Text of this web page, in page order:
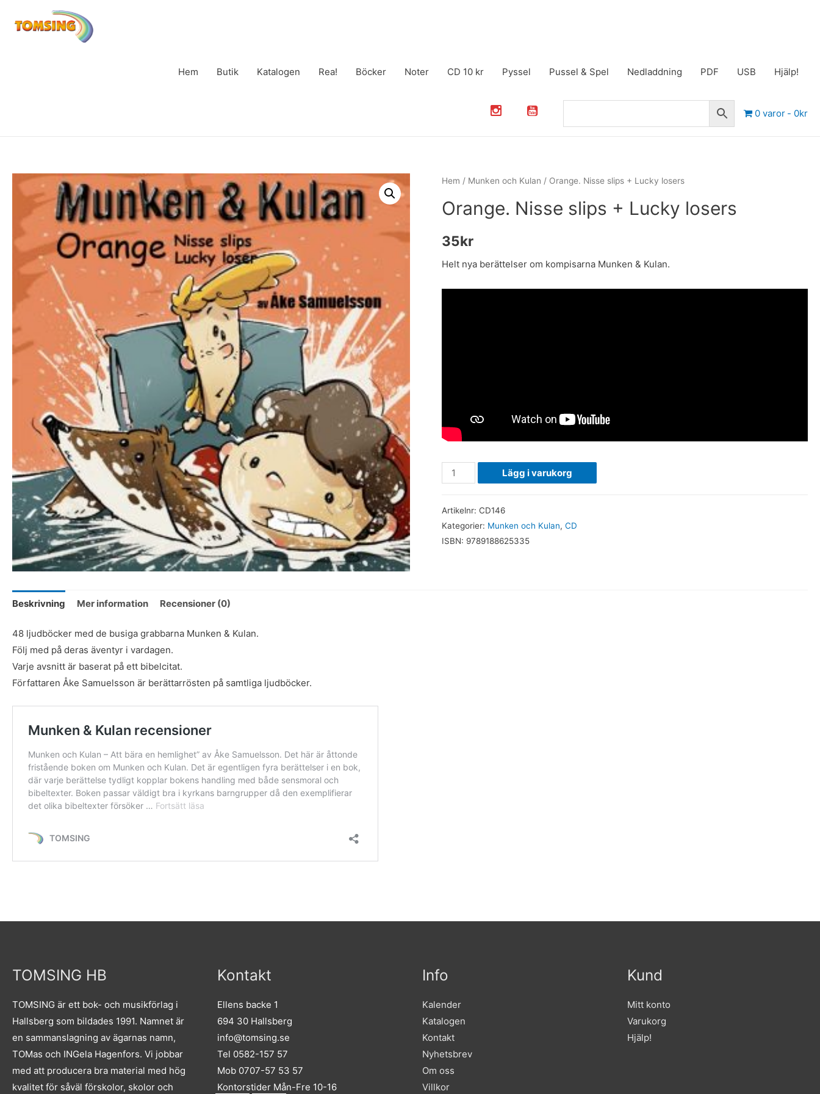
Hem Butik Katalogen Rea! Böcker Noter CD 10 kr Pyssel Pussel & Spel Nedladdning PDF USB Hjälp!
0 varor 0kr
Hem / Munken och Kulan / Orange. Nisse slips + Lucky losers
Orange. Nisse slips + Lucky losers
35kr
Helt nya berättelser om kompisarna Munken & Kulan.
Orange.
Nisse
Lucky
Lägg i varukorg
Artikelnr:CD146
Kategorier: Munken och Kulan,CD
ISBN: 9789188625335
Beskrivning Mer information Recensioner (0)
48 ljudböcker med de busiga grabbarna Munken & Kulan.
Följ med på deras äventyr i vardagen.
Varje avsnitt är baserat på ett bibelcitat.
Författaren Åke Samuelsson är berättarrösten på samtliga ljudböcker.
TOMSING HB
TOMSING är ett bok- och musikförlag i
Hallsberg som bildades 1991. Namnet är
en sammanslagning av ägarnas namn,
TOMas och INGela Hagenfors. Vi jobbar
med att producera bra material med hög
kvalitet för såväl förskolor, skolor och
Kontakt
Ellens backe 1
694 30 Hallsberg
info@tomsing.se
Tel 0582-157 57
Mob 0707-57 53 57
Kontorstider Mån-Fre 10-16
Info
Kalender
Katalogen
Kontakt
Nyhetsbrev
Om oss
Villkor
Kund
Mitt konto
Varukorg
Hjälp!